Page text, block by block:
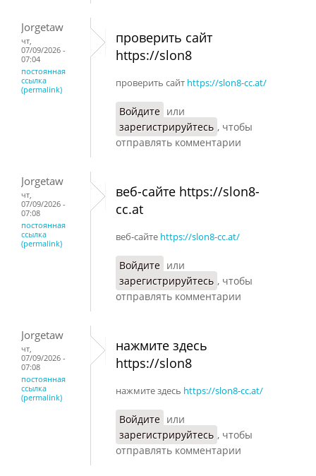
Jorgetaw
чт,
07/09/2026 -
07:04
постоянная
ссылка
(permalink)
проверить сайт
https://slon8
проверить сайт https://slon8-cc.at/
Войдите или
зарегистрируйтесь , чтобы
отправлять комментарии
Jorgetaw
чт,
07/09/2026 -
07:08
постоянная
ссылка
(permalink)
веб-сайте https://slon8-
cc.at
веб-сайте https://slon8-cc.at/
Войдите или
зарегистрируйтесь , чтобы
отправлять комментарии
Jorgetaw
чт,
07/09/2026 -
07:08
постоянная
ссылка
(permalink)
нажмите здесь
https://slon8
нажмите здесь https://slon8-cc.at/
Войдите или
зарегистрируйтесь , чтобы
отправлять комментарии